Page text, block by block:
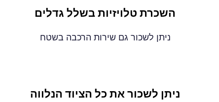
השכרת טלויזיות בשלל גדלים
ניתן לשכור גם שירות הרכבה בשטח
ניתן לשכור את כל הציוד הנלווה